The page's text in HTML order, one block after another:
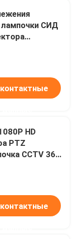
лампочки СИД
контактные
HD
PTZ
CCTV 360
контактные